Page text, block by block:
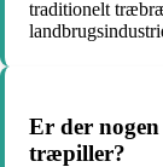
traditionelt
Er der
træpiller?